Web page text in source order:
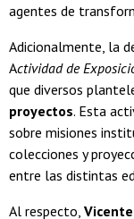
agentes de
Adicionalmente, la
Actividad de
que diversos
proyectos. Esta
sobre misiones
colecciones y
entre las distintas
Al respecto,